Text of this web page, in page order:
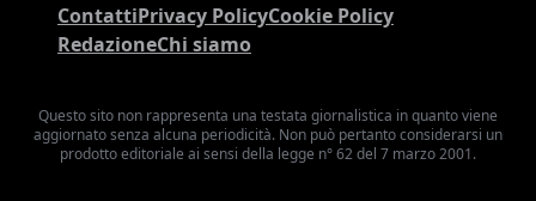
ContattiPrivacy PolicyCookie Policy
RedazioneChi siamo
Questo sito non rappresenta una testata giornalistica in quanto viene
aggiornato senza alcuna periodicità. Non può pertanto considerarsi un
prodotto editoriale ai sensi della legge n° 62 del 7 marzo 2001.